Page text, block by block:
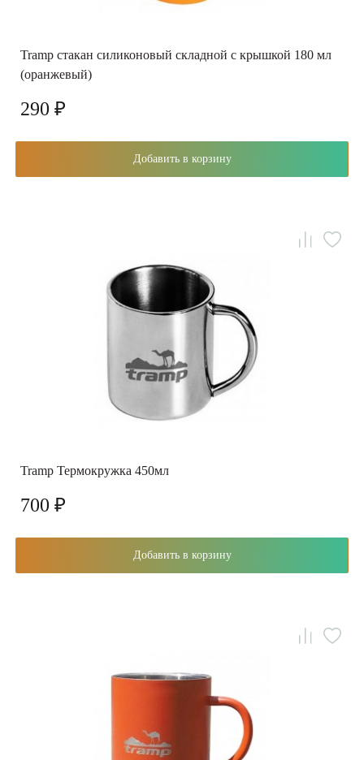
Tramp стакан силиконовый складной с крышкой 180 мл
(оранжевый)
290 ₽
Добавить в корзину
Tramp Термокpужка 450мл
700 ₽
Добавить в корзину